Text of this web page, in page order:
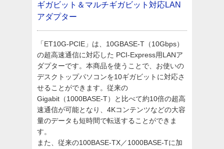
ギガビット＆マルチギガビット対応LAN
アダプター
「ET10G-PCIE」は、10GBASE-T（10Gbps）
の超高速通信に対応した PCI-Express用LANア
ダプターです。本商品を使うことで、お使いの
デスクトップパソコンを10ギガビットに対応さ
せることができます。従来の
Gigabit（1000BASE-T）と比べて約10倍の超高
速通信が可能となり、4Kコンテンツなどの大容
量のデータも短時間で転送することができま
す。
また、従来の100BASE-TX／1000BASE-Tに加